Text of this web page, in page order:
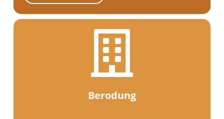

Berodung